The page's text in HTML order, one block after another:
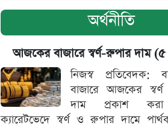
অর্থনীতি
আজকের বাজারে স্বর্ণ-রুপার দাম
নিজস্ব প্রতিবেদক:
বাজারে আজকের
দাম প্রকাশ করা
ক্যারেটভেদে স্বর্ণ ও রুপার দামে